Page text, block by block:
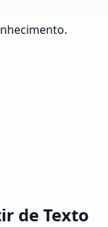
de Texto